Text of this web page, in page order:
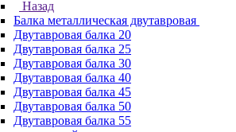
Назад
Балка металлическая двутавровая
Двутавровая балка 20
Двутавровая балка 25
Двутавровая балка 30
Двутавровая балка 40
Двутавровая балка 45
Двутавровая балка 50
Двутавровая балка 55